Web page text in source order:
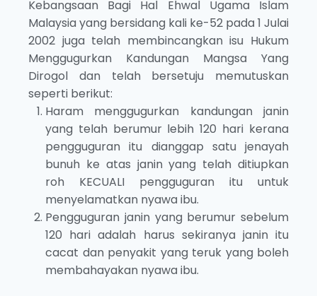
Kebangsaan Bagi Hal Ehwal Ugama Islam
Malaysia yang bersidang kali ke-52 pada 1 Julai
2002 juga telah membincangkan isu Hukum
Menggugurkan Kandungan Mangsa Yang
Dirogol dan telah bersetuju memutuskan
seperti berikut:
Haram menggugurkan kandungan janin
yang telah berumur lebih 120 hari kerana
pengguguran itu dianggap satu jenayah
bunuh ke atas janin yang telah ditiupkan
roh KECUALI pengguguran itu untuk
menyelamatkan nyawa ibu.
Pengguguran janin yang berumur sebelum
120 hari adalah harus sekiranya janin itu
cacat dan penyakit yang teruk yang boleh
membahayakan nyawa ibu.